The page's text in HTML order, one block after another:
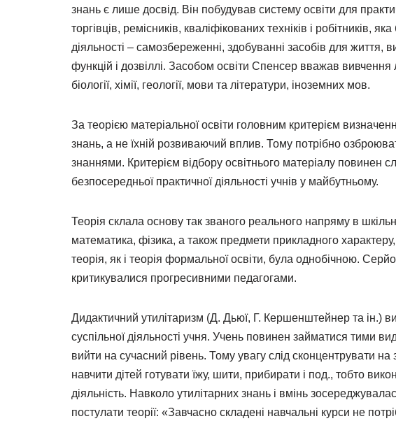
знань є лише досвід. Він побудував систему освіти для
торгівців, ремісників, кваліфікованих техніків і робітників,
діяльності – самозбереженні, здобуванні засобів для життя,
функцій і дозвіллі. Засобом освіти Спенсер вважав вивчення
біології, хімії, геології, мови та літератури, іноземних мов.
За теорією матеріальної освіти головним критерієм
знань, а не їхній розвиваючий вплив. Тому потрібно
знаннями. Критерієм відбору освітнього матеріалу повинен
безпосередньої практичної діяльності учнів у майбутньому.
Теорія склала основу так званого реального напряму в
математика, фізика, а також предмети прикладного
теорія, як і теорія формальної освіти, була однобічною.
критикувалися прогресивними педагогами.
Дидактичний утилітаризм (Д. Дьюї, Г. Кершенштейнер та ін.)
суспільної діяльності учня. Учень повинен займатися тими
вийти на сучасний рівень. Тому увагу слід сконцентрувати на
навчити дітей готувати їжу, шити, прибирати і под., тобто
діяльність. Навколо утилітарних знань і вмінь
постулати теорії: «Завчасно складені навчальні курси не